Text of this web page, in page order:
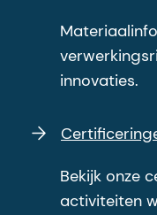
innovaties.
Bekijk onze
activiteiten